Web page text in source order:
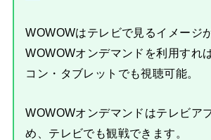
WOWOWはテレビで見るイメージ
WOWOWオンデマンドを利用すれ
コン・タブレットでも視聴可能。
WOWOWオンデマンドはテレビア
め、テレビでも観戦できます。